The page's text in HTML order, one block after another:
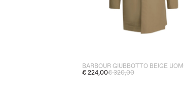
€ 224,00€ 320,00